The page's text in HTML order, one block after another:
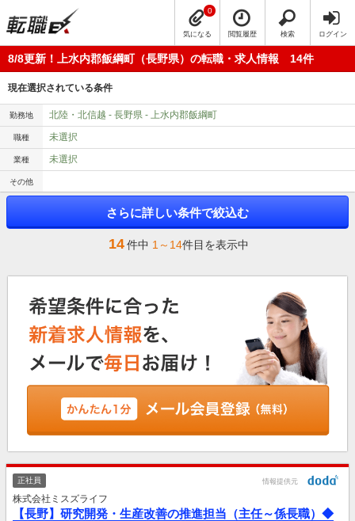
気になる
0
閲覧履歴 検索 ログイン
8/8更新！上水内郡飯綱町（長野県）の転職・求人情報 14件
現在選択されている条件
勤務地 北陸・北信越 - 長野県 - 上水内郡飯綱町
職種 未選択
業種 未選択
その他
さらに詳しい条件で絞込む
14件中 1～14件目を表示中
正社員 情報提供元
株式会社ミスズライフ
【長野】研究開発・生産改善の推進担当（主任～係長職）◆